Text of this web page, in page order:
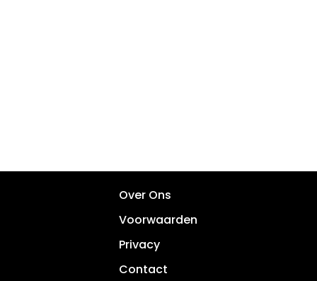
Over Ons
Voorwaarden
Privacy
Contact